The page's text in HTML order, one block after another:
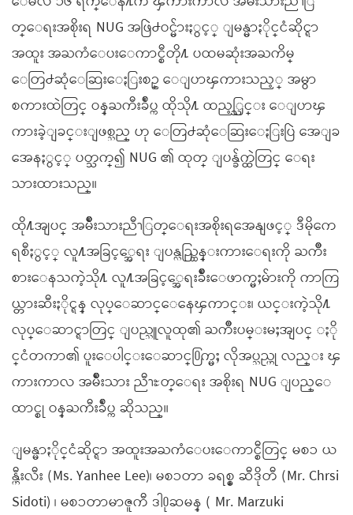
တ္ေရးအစိုးရ NUG အဖြဲ႕ဝင္မ်ားႏွင့္ ျမန္မာႏိုင္ငံဆိုင္ရာ
အထူး အႀကံေပးေကာင္စီတို႔ ပထမဆုံးအႀကိမ္
ေတြ႕ဆုံေဆြးေႏြးစဥ္ ေျပာၾကားသည့္ အမွာ
စကားထဲတြင္ ဝန္ႀကီးခ်ဳပ္က ထိုသို႔ ထည့္သြင္း ေျပာၾ
ကားခဲ့ျခင္းျဖစ္သည္ ဟု ေတြ႕ဆုံေဆြးေႏြးပြဲ အေျခ
အေနႏွင့္ ပတ္သက္၍ NUG ၏ ထုတ္ ျပန္ခ်က္ထဲတြင္ ေရး
သားထားသည္။
ထို႔အျပင္ အမ်ိဳးသားညီၫြတ္ေရးအစိုးရအေနျဖင့္ ဒီမိုကေ
ရစီႏွင့္ လူ႔အခြင့္အေရး ျပန္လည္ထြန္းကားေရးကို ႀကိဳး
စားေနသကဲ့သို႔ လူ႔အခြင့္အေရးခ်ိဳးေဖာက္မႈမ်ားကို ကာကြ
ယ္တားဆီးႏိုင္ရန္ လုပ္ေဆာင္ေနေၾကာင္း၊ ယင္းကဲ့သို႔
လုပ္ေဆာင္ရာတြင္ ျပည္သူလူထု၏ ႀကိဳးပမ္းမႈအျပင္ ႏို
င္ငံတကာ၏ ပူးေပါင္းေဆာင္႐ြက္မႈ လိုအပ္သည္ဟု လည္း ၾ
ကားကာလ အမ်ိဳးသား ညီၫႊတ္ေရး အစိုးရ NUG ျပည္ေ
ထာင္စု ဝန္ႀကီးခ်ဳပ္က ဆိုသည္။
ျမန္မာႏိုင္ငံဆိုင္ရာ အထူးအႀကံေပးေကာင္စီတြင္ မစၥ ယ
န္ဟီးလီး (Ms. Yanhee Lee)၊ မစၥတာ ခရစ္စ္ ဆီဒိုတီ (Mr. Chrsi
Sidoti) ၊ မစၥတာမာဇူကီ ဒါ႐ုဆမန္ ( Mr. Marzuki